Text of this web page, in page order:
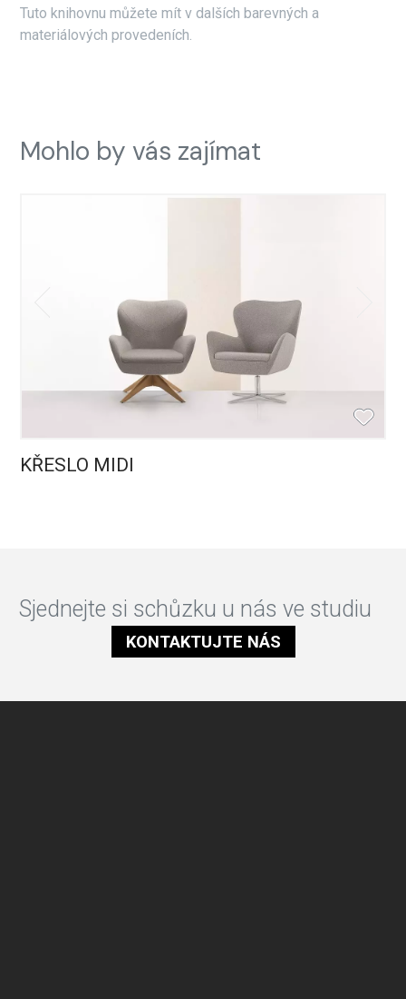
Tuto knihovnu můžete mít v dalších barevných a
materiálových provedeních.
Mohlo by vás zajímat
KŘESLO MIDI
Sjednejte si schůzku u nás ve studiu
KONTAKTUJTE NÁS